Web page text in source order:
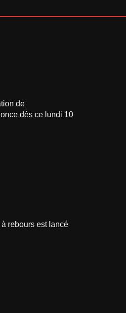
de
dès ce lundi 10
rebours est lancé